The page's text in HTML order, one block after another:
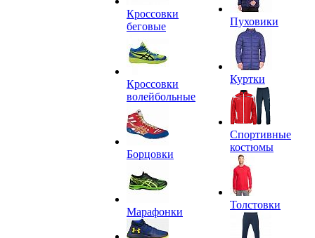
Кроссовки
беговые
Кроссовки
волейбольные
Борцовки
Марафонки
Пуховики
Куртки
Спортивные
костюмы
Толстовки